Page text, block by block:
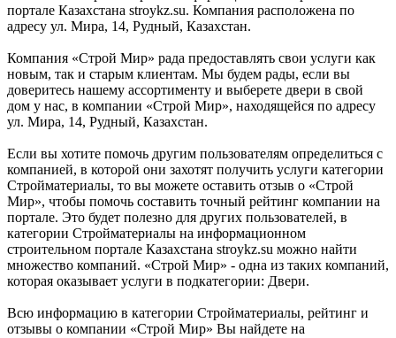
портале Казахстана stroykz.su. Компания расположена по
адресу ул. Мира, 14, Рудный, Казахстан.
Компания «Строй Мир» рада предоставлять свои услуги как
новым, так и старым клиентам. Мы будем рады, если вы
доверитесь нашему ассортименту и выберете двери в свой
дом у нас, в компании «Строй Мир», находящейся по адресу
ул. Мира, 14, Рудный, Казахстан.
Если вы хотите помочь другим пользователям определиться с
компанией, в которой они захотят получить услуги категории
Стройматериалы, то вы можете оставить отзыв о «Строй
Мир», чтобы помочь составить точный рейтинг компании на
портале. Это будет полезно для других пользователей, в
категории Стройматериалы на информационном
строительном портале Казахстана stroykz.su можно найти
множество компаний. «Строй Мир» - одна из таких компаний,
которая оказывает услуги в подкатегории: Двери.
Всю информацию в категории Стройматериалы, рейтинг и
отзывы о компании «Строй Мир» Вы найдете на